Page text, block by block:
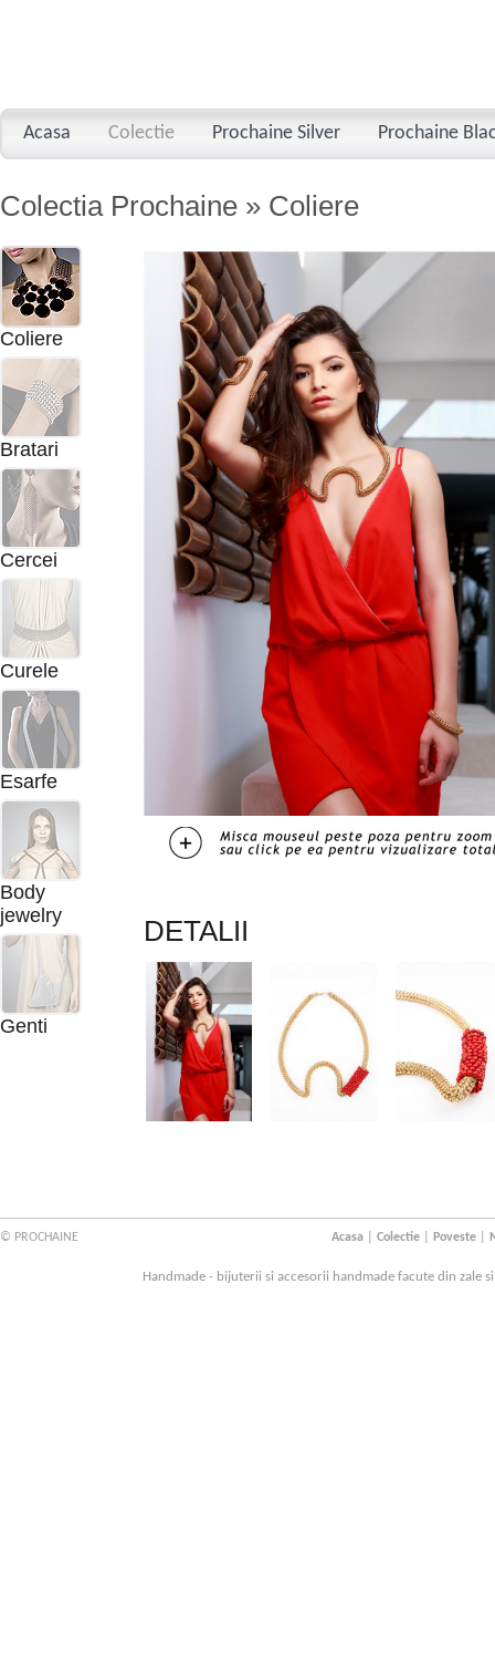
Acasa Colectie Prochaine Silver Prochaine
Colectia Prochaine » Coliere
Coliere
Bratari
Cercei
Curele
Esarfe
Body
jewelry
Genti
DETALII
© PROCHAINE Acasa| Colectie| Poveste|
Handmade - bijuterii si accesorii handmade facute din zale